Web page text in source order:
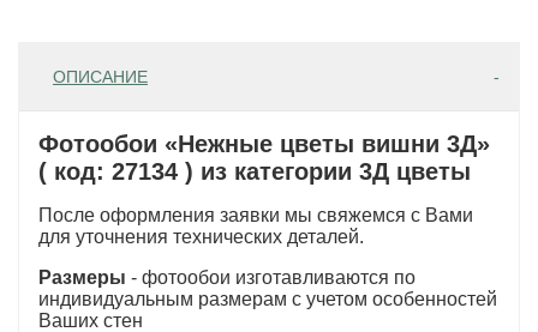
ОПИСАНИЕ
Фотообои «Нежные цветы вишни 3Д»
( код: 27134 ) из категории 3Д цветы
После оформления заявки мы свяжемся с Вами
для уточнения технических деталей.
Размеры - фотообои изготавливаются по
индивидуальным размерам с учетом особенностей
Ваших стен